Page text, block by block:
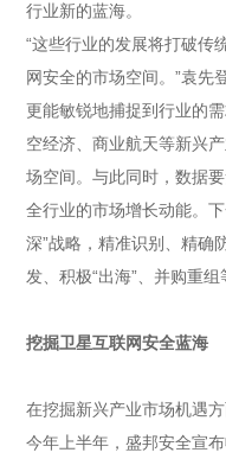
行业新的蓝海。
“这些行业的发展将打破传
网安全的市场空间。”袁先
更能敏锐地捕捉到行业的
空经济、商业航天等新兴
场空间。与此同时，数据
全行业的市场增长动能。
深”战略，精准识别、精确
发、积极“出海”、并购重组
挖掘卫星互联网安全蓝海
在挖掘新兴产业市场机遇
今年上半年，盛邦安全宣